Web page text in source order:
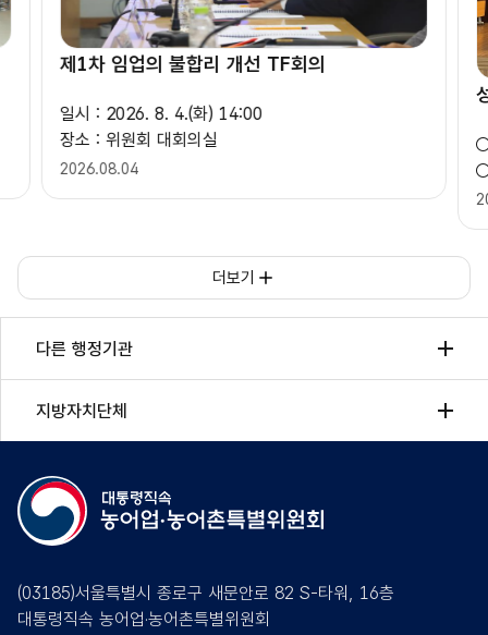
더보기
제1차 임업의 불합리 개선 TF회의
일시 : 2026. 8. 4.(화) 14:00
장소 : 위원회 대회의실
2026.08.04
다른 행정기관
지방자치단체
(03185)서울특별시 종로구 새문안로 82 S-타워, 16층
대통령직속 농어업·농어촌특별위원회